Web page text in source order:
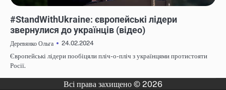
#StandWithUkraine: європейські лідери
звернулися до українців (відео)
Деревянко Ольга
24.02.2024
Європейські лідери пообіцяли пліч-о-пліч з українцями протистояти
Росії.
Всі права захищено © 2026